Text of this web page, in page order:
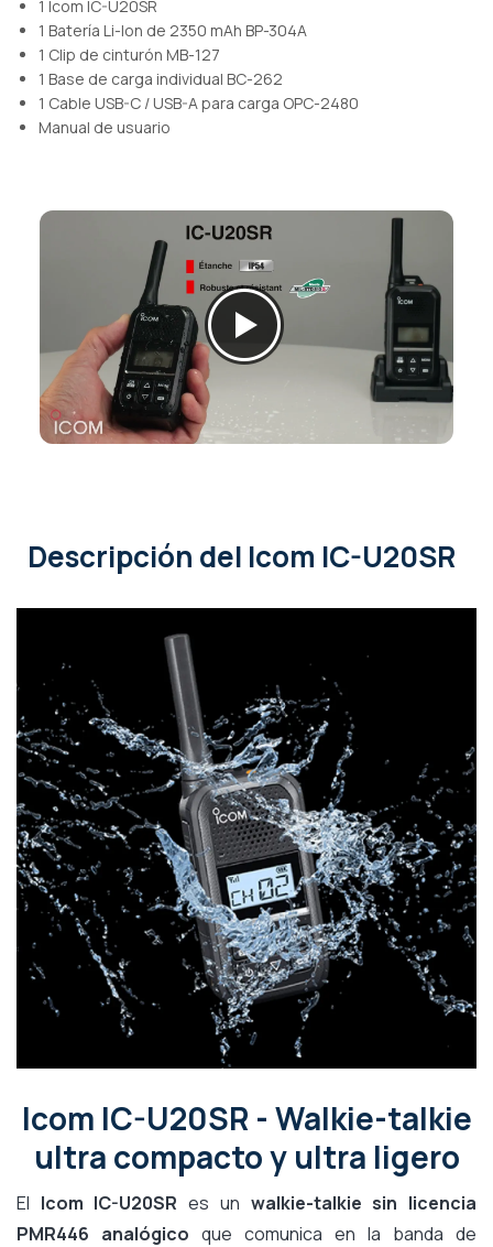
1 Icom IC-U20SR
1 Batería Li-Ion de 2350 mAh BP-304A
1 Clip de cinturón MB-127
1 Base de carga individual BC-262
1 Cable USB-C / USB-A para carga OPC-2480
Manual de usuario
Descripción del Icom IC-U20SR
Icom IC-U20SR - Walkie-talkie
ultra compacto y ultra ligero
El Icom IC-U20SR es un walkie-talkie sin licencia
PMR446 analógico que comunica en la banda de